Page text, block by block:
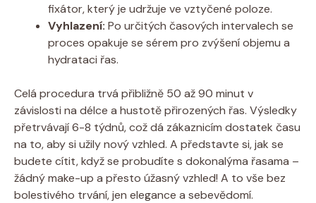
fixátor, který je udržuje ve vztyčené poloze.
Vyhlazení: Po určitých časových intervalech se
proces opakuje se sérem pro zvýšení objemu a
hydrataci řas.
Celá procedura trvá přibližně 50 až 90 minut v
závislosti na délce a hustotě přirozených řas. Výsledky
přetrvávají 6-8 týdnů, což dá zákaznicím dostatek času
na to, aby si užily nový vzhled. A představte si, jak se
budete cítit, když se probudíte s dokonalýma řasama –
žádný make-up a přesto úžasný vzhled! A to vše bez
bolestivého trvání, jen elegance a sebevědomí.